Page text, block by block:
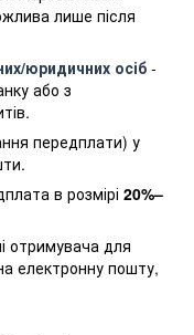
лише після
юридичних осіб -
або з
передплати) у
в розмірі 20%–
отримувача для
електронну пошту,